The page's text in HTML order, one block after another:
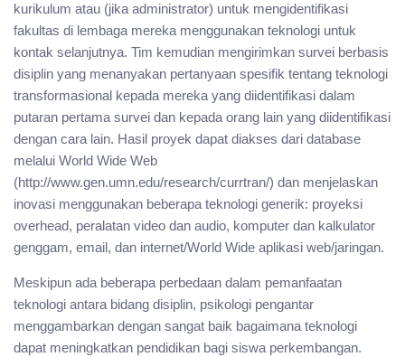
kurikulum atau (jika administrator) untuk mengidentifikasi
fakultas di lembaga mereka menggunakan teknologi untuk
kontak selanjutnya. Tim kemudian mengirimkan survei berbasis
disiplin yang menanyakan pertanyaan spesifik tentang teknologi
transformasional kepada mereka yang diidentifikasi dalam
putaran pertama survei dan kepada orang lain yang diidentifikasi
dengan cara lain. Hasil proyek dapat diakses dari database
melalui World Wide Web
(http://www.gen.umn.edu/research/currtran/) dan menjelaskan
inovasi menggunakan beberapa teknologi generik: proyeksi
overhead, peralatan video dan audio, komputer dan kalkulator
genggam, email, dan internet/World Wide aplikasi web/jaringan.
Meskipun ada beberapa perbedaan dalam pemanfaatan
teknologi antara bidang disiplin, psikologi pengantar
menggambarkan dengan sangat baik bagaimana teknologi
dapat meningkatkan pendidikan bagi siswa perkembangan.